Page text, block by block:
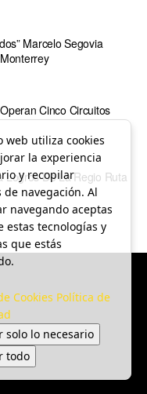
Marcelo Segovia
Cinco Circuitos
Logros De La Regio Ruta
web utiliza cookies
la experiencia
y recopilar
de navegación. Al
navegando aceptas
estas tecnologías y
que estás
Cookies Política de
solo lo necesario
todo